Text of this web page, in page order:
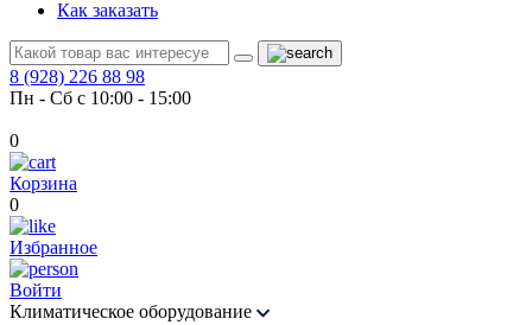
Как заказать
8 (928) 226 88 98
Пн - Сб с 10:00 - 15:00
0
Корзина
0
Избранное
Войти
Климатическое оборудование